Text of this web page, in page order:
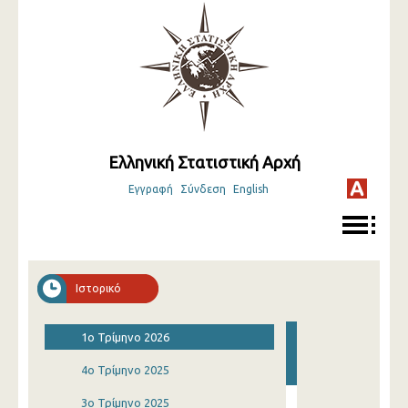
Ελληνική Στατιστική Αρχή
Εγγραφή Σύνδεση English
Ιστορικό
1o Τρίμηνο 2026
4o Τρίμηνο 2025
3o Τρίμηνο 2025